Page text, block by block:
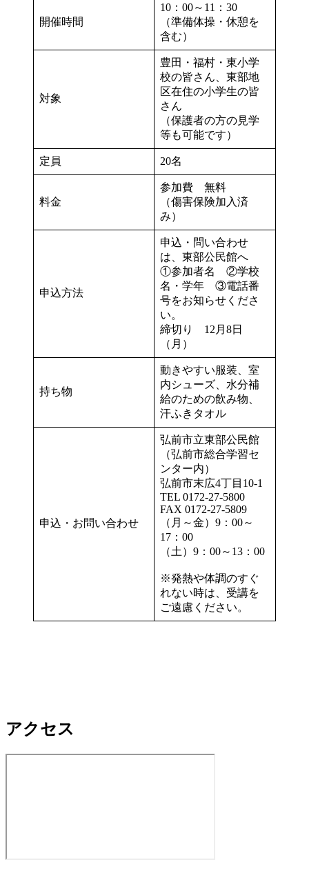
開催時間
10：00～11：30
（準備体操・休憩を
含む）
対象
豊田・福村・東小学
校の皆さん、東部地
区在住の小学生の皆
さん
（保護者の方の見学
等も可能です）
定員 20名
料金
参加費 無料
（傷害保険加入済
み）
申込方法
申込・問い合わせ
は、東部公民館へ
①参加者名 ②学校
名・学年 ③電話番
号をお知らせくださ
い。
締切り 12月8日
（月）
持ち物
動きやすい服装、室
内シューズ、水分補
給のための飲み物、
汗ふきタオル
申込・お問い合わせ
弘前市立東部公民館
（弘前市総合学習セ
ンター内）
弘前市末広4丁目10-1
TEL 0172-27-5800
FAX 0172-27-5809
（月～金）9：00～
17：00
（土）9：00～13：00
※発熱や体調のすぐ
れない時は、受講を
ご遠慮ください。
アクセス